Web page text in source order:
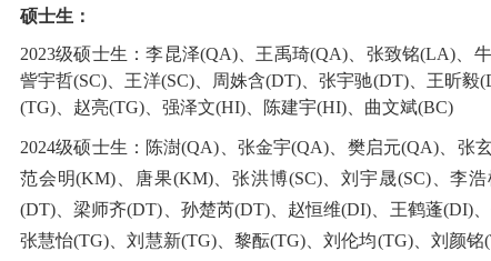
硕士生：
2023级硕士生：李昆泽(QA)、 王禹琦(QA) 张致铭(LA)
訾宇哲(SC)
王洋(SC)、 周姝含(DT) 、张宇驰(DT)、 王昕毅
(TG)
赵亮(TG) 强泽文(HI) 陈建宇(HI) 、曲文斌(BC)
2024级硕士生：陈澍(QA)、张金宇(QA)、樊启元(QA)、
范会明(KM)、唐果(KM)、张洪博(SC)、刘宇晟(SC)、李
(DT)、梁师齐(DT)、孙楚芮(DT)、赵恒维(DI)、王鹤蓬(DI)
张慧怡(TG)、刘慧新(TG)、黎酝(TG)、刘伦均(TG)、刘颜